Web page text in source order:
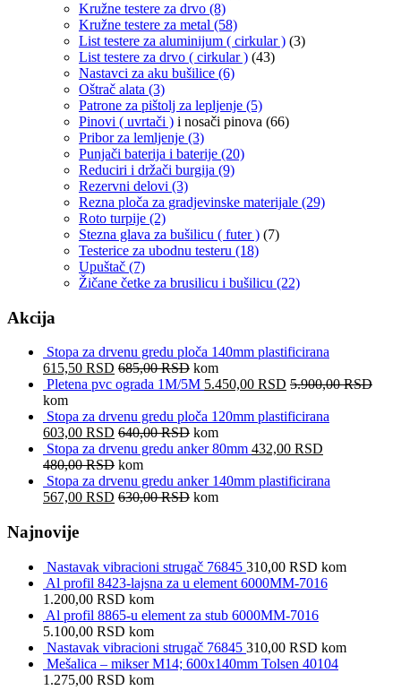
Kružne testere za drvo (8)
Kružne testere za metal (58)
List testere za aluminijum ( cirkular ) (3)
List testere za drvo ( cirkular ) (43)
Nastavci za aku bušilice (6)
Oštrač alata (3)
Patrone za pištolj za lepljenje (5)
Pinovi ( uvrtači ) i nosači pinova (66)
Pribor za lemljenje (3)
Punjači baterija i baterije (20)
Reduciri i držači burgija (9)
Rezervni delovi (3)
Rezna ploča za gradjevinske materijale (29)
Roto turpije (2)
Stezna glava za bušilicu ( futer ) (7)
Testerice za ubodnu testeru (18)
Upuštač (7)
Žičane četke za brusilicu i bušilicu (22)
Akcija
Stopa za drvenu gredu ploča 140mm plastificirana
615,50 RSD 685,00RSD kom
Pletena pvc ograda 1M/5M 5.450,00 RSD 5.900,00RSD
kom
Stopa za drvenu gredu ploča 120mm plastificirana
603,00 RSD 640,00RSD kom
Stopa za drvenu gredu anker 80mm 432,00 RSD
480,00RSD kom
Stopa za drvenu gredu anker 140mm plastificirana
567,00 RSD 630,00RSD kom
Najnovije
Nastavak vibracioni strugač 76845 310,00 RSD kom
Al profil 8423-lajsna za u element 6000MM-7016
1.200,00 RSD kom
Al profil 8865-u element za stub 6000MM-7016
5.100,00 RSD kom
Nastavak vibracioni strugač 76845 310,00 RSD kom
Mešalica – mikser M14; 600x140mm Tolsen 40104
1.275,00 RSD kom